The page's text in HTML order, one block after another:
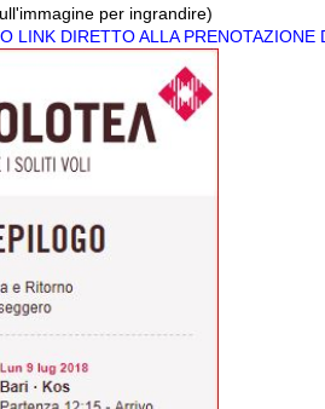
per ingrandire)
LINK DIRETTO ALLA PRENOTAZIONE